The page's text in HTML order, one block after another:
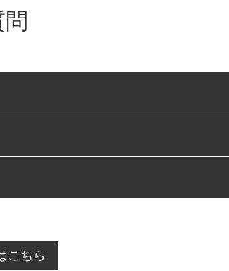
、直接ご予約いただいた店舗へご連絡くださ
こちら